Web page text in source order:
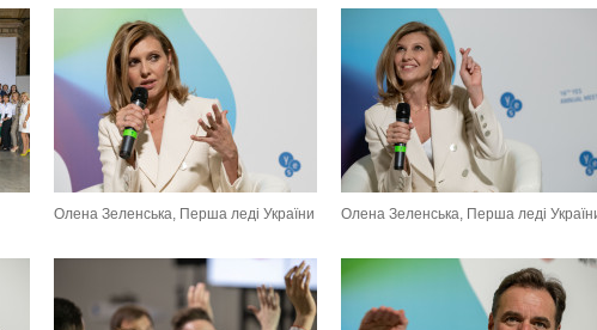
Олена Зеленська, Перша леді України Олена Зеленська, Перша леді